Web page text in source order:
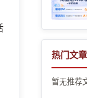
热门文章
暂无推荐